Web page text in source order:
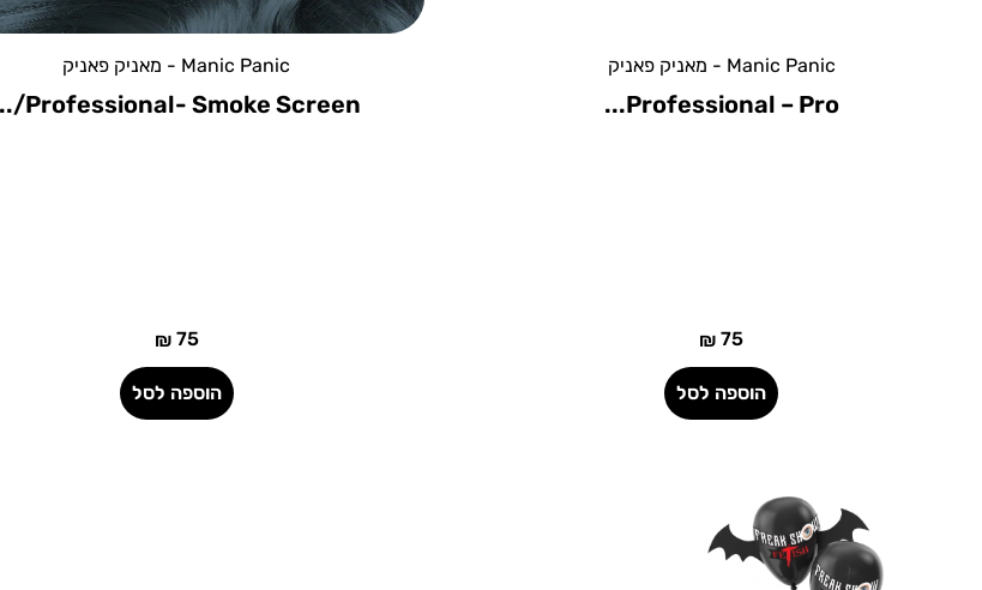
Manic Panic - מאניק פאניק
Professional- Smoke Screen/...
75
₪
הוספה לסל
Manic Panic - מאניק פאניק
Professional- Divine Wine/...
75
₪
הוספה לסל